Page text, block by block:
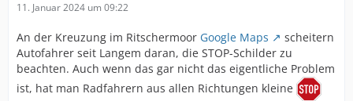
11. Januar 2024 um 09:22
An der Kreuzung im Ritschermoor Google Maps
scheitern
Autofahrer seit Langem daran, die STOP-Schilder zu
beachten. Auch wenn das gar nicht das eigentliche Problem
ist, hat man Radfahrern aus allen Richtungen kleine